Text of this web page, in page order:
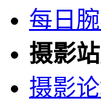
每日
摄影
摄影